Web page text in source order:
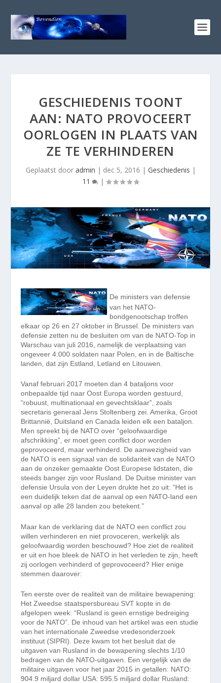
GESCHIEDENIS TOONT
AAN: NATO PROVOCEERT
OORLOGEN IN PLAATS VAN
ZE TE VERHINDEREN
Geplaatst door admin | dec 5, 2016 | Geschiedenis |
11
|
De ministers van defensie
van het NATO-
bondgenootschap troffen
elkaar op 26 en 27 oktober in Brussel. De ministers van
defensie zetten nu de besluiten om van de NATO-Top in
Warschau van juli 2016, namelijk de verplaatsing van
ongeveer 4.000 soldaten naar Polen, en in de Baltische
landen, dat zijn Estland, Letland en Litouwen.
Vanaf februari 2017 moeten dan 4 bataljons voor
onbepaalde tijd naar Oost Europa worden gestuurd,
“robuust, multinationaal en gevechtsklaar”, zoals
secretaris generaal Jens Stoltenberg zei. Amerika, Groot
Brittannië, Duitsland en Canada leiden elk een bataljon.
Men spreekt bij de NATO over “geloofwaardige
afschrikking”, er moet geen conflict door worden
geprovoceerd, maar verhinderd. De aanwezigheid van
de NATO is een signaal van de solidariteit van de NATO
aan de onzeker gemaakte Oost Europese lidstaten, die
steeds banger zijn voor Rusland. De Duitse minister van
defensie Ursula von der Leyen drukte het zo uit: “Het is
een duidelijk teken dat de aanval op een NATO-land een
aanval op alle 28 landen zou betekent.”
Maar kan de verklaring dat de NATO een conflict zou
willen verhinderen en niet provoceren, werkelijk als
geloofwaardig worden beschouwd? Hoe ziet de realiteit
er uit en hoe bleek de NATO in het verleden te zijn, heeft
zij oorlogen verhinderd of geprovoceerd? Hier enige
stemmen daarover:
Ten eerste over de realiteit van de militaire bewapening:
Het Zweedse staatspersbureau SVT kopte in de
afgelopen week: “Rusland is geen ernstige bedreiging
voor de NATO”. De inhoud van het artikel was een studie
van het internationale Zweedse vredesonderzoek
instituut (SIPRI). Deze kwam tot het besluit dat de
uitgaven van Rusland in de bewapening slechts 1/10
bedragen van de NATO-uitgaven. Een vergelijk van de
militaire uitgaven voor het jaar 2015 in getallen: NATO:
904.9 miljard dollar USA: 595.5 miljard dollar Rusland: